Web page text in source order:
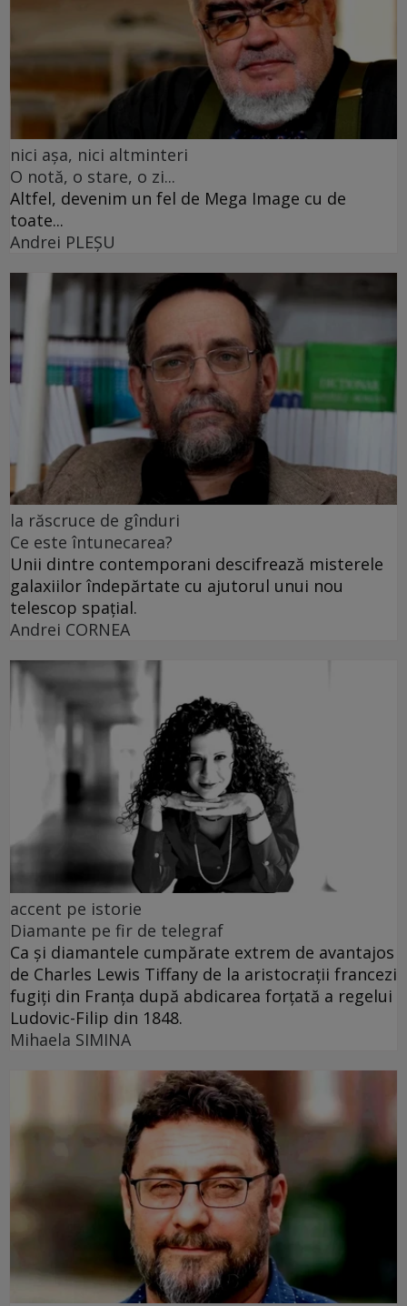
nici așa, nici altminteri
O notă, o stare, o zi...
Altfel, devenim un fel de Mega Image cu de
toate...
Andrei PLEŞU
la răscruce de gînduri
Ce este întunecarea?
Unii dintre contemporani descifrează misterele
galaxiilor îndepărtate cu ajutorul unui nou
telescop spațial.
Andrei CORNEA
accent pe istorie
Diamante pe fir de telegraf
Ca și diamantele cumpărate extrem de avantajos
de Charles Lewis Tiffany de la aristocrații francezi
fugiți din Franța după abdicarea forțată a regelui
Ludovic-Filip din 1848.
Mihaela SIMINA